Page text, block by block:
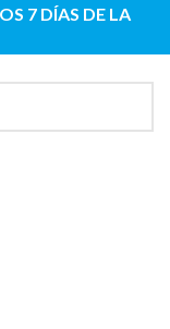
7 DÍAS DE LA